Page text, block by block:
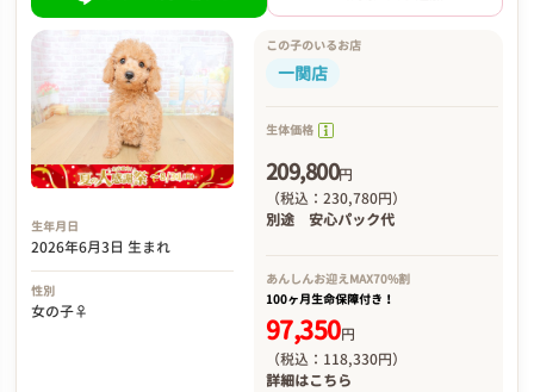
生年月日
2026年6月3日 生まれ
性別
女の子♀
この子のいるお店
一関店
生体価格
209,800円
（税込：230,780円）
別途 安心パック代
あんしんお迎えMAX70%割
100ヶ月生命保障付き！
97,350円
（税込：118,330円）
詳細はこちら